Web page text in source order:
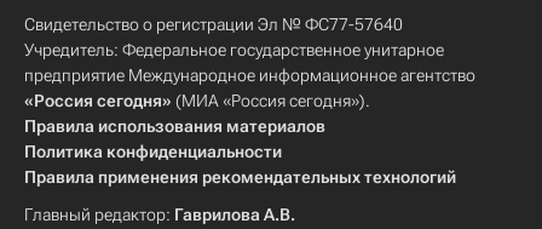
Свидетельство о регистрации Эл № ФС77-57640
Учредитель: Федеральное государственное унитарное
предприятие Международное информационное агентство
«Россия сегодня» (МИА «Россия сегодня»).
Правила использования материалов
Политика конфиденциальности
Правила применения рекомендательных технологий
Главный редактор: Гаврилова А.В.